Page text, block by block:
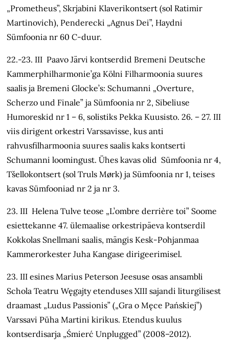
„Prometheus”, Skrjabini Klaverikontsert (sol Ratimir
Martinovich), Penderecki „Agnus Dei”, Haydni
Sümfoonia nr 60 C-duur.
22.-23. III Paavo Järvi kontserdid Bremeni Deutsche
Kammerphilharmonie’ga Kölni Filharmoonia suures
saalis ja Bremeni Glocke’s: Schumanni „Overture,
Scherzo und Finale” ja Sümfoonia nr 2, Sibeliuse
Humoreskid nr 1 – 6, solistiks Pekka Kuusisto. 26. – 27. III
viis dirigent orkestri Varssavisse, kus anti
rahvusfilharmoonia suures saalis kaks kontserti
Schumanni loomingust. Ühes kavas olid Sümfoonia nr 4,
Tšellokontsert (sol Truls Mørk) ja Sümfoonia nr 1, teises
kavas Sümfooniad nr 2 ja nr 3.
23. III Helena Tulve teose „L’ombre derrière toi” Soome
esiettekanne 47. ülemaalise orkestripäeva kontserdil
Kokkolas Snellmani saalis, mängis Kesk-Pohjanmaa
Kammerorkester Juha Kangase dirigeerimisel.
23. III esines Marius Peterson Jeesuse osas ansambli
Schola Teatru Węgajty etenduses XIII sajandi liturgilisest
draamast „Ludus Passionis” („Gra o Męce Pańskiej”)
Varssavi Püha Martini kirikus. Etendus kuulus
kontserdisarja „Śmierć Unplugged” (2008–2012).